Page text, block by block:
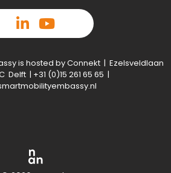
is hosted by Connekt | Ezelsveldlaan
Delft | +31 (0)15 261 65 65 |